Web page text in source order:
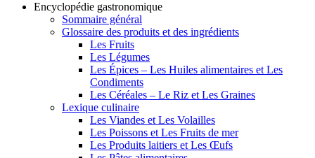
Encyclopédie gastronomique
Sommaire général
Glossaire des produits et des ingrédients
Les Fruits
Les Légumes
Les Épices – Les Huiles alimentaires et Les
Condiments
Les Céréales – Le Riz et Les Graines
Lexique culinaire
Les Viandes et Les Volailles
Les Poissons et Les Fruits de mer
Les Produits laitiers et Les Œufs